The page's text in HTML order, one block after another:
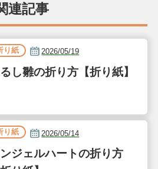
連記事
り紙 2026/05/19
し雛の折り方【折り紙】
り紙 2026/05/14
ジェルハートの折り方